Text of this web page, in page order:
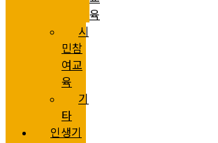
육
시
민참
여교
육
기
타
인생기